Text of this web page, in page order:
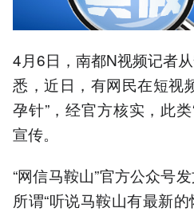
4月6日，南都N视频记者
悉，近日，有网民在短视
孕针”，经官方核实，此
宣传。
“网信马鞍山”官方公众号
所谓“听说马鞍山有最新